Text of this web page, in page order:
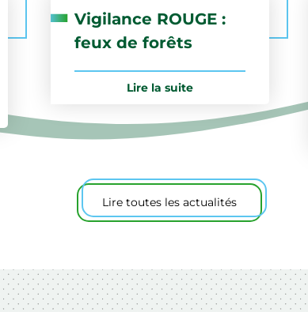
Vigilance ROUGE :
feux de forêts
Lire la suite
Lire toutes les actualités